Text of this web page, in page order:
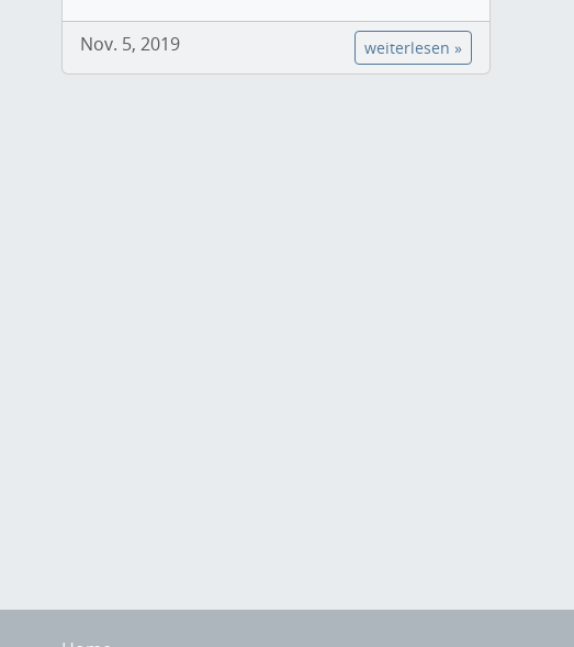
Nov. 5, 2019 weiterlesen »